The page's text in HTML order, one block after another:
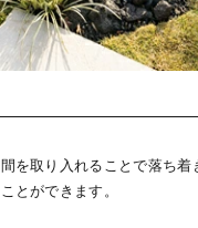
を取り入れることで落ち着
とができます。